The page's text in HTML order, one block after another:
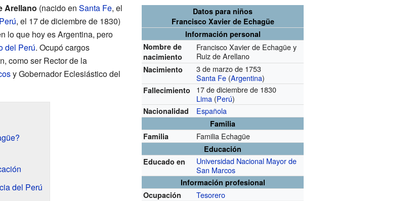
Datos para niños
Francisco Xavier de Echagüe
Información personal
Nombre de
nacimiento
Francisco Xavier de Echagüe y
Ruiz de Arellano
Nacimiento
3 de marzo de 1753
Santa Fe (Argentina)
Fallecimiento
17 de diciembre de 1830
Lima (Perú)
Nacionalidad Española
Familia
Familia
Familia Echagüe
Educación
Educado en
Universidad Nacional Mayor de
San Marcos
Información profesional
Ocupación
Tesorero
Arellano (nacido en Santa Fe, el
Perú, el 17 de diciembre de 1830)
lo que hoy es Argentina, pero
del Perú. Ocupó cargos
como ser Rector de la
y Gobernador Eclesiástico del
del Perú